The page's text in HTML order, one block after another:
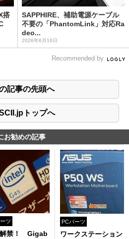
搭
SAPPHIRE、補助電源ケーブル
不要の「PhantomLink」対応Ra
deo...
2026年6月16日
Recommended by
記事の先頭へ
トップへ
お勧めの記事
ツ
禁！ Gigab
PCパーツ
ワークステーション